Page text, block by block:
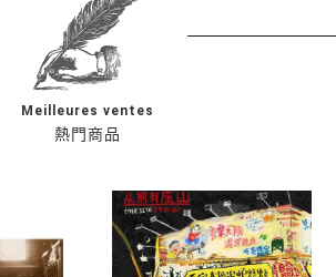
熱門商品
Meilleures ventes